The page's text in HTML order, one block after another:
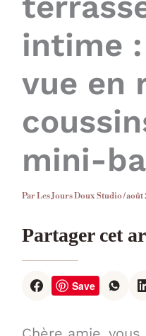
intime
vue en
mini-
ParLes Jours Doux Studio/août
Partager cet
Save